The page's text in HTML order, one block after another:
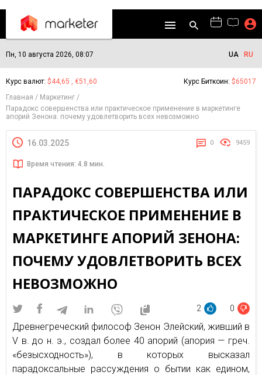
Пн, 10 августа 2026, 08:07 UA RU
Курс валют: $44,65 , €51,60 Курс Биткоин: $65017
Главная
Маркетинг
Парадокс совершенства или практическое применение в маркетинге
апорий Зенона: почему удовлетворить всех невозможно
16.03.2025 0 9459
Время чтения: 4.8 мин.
ПАРАДОКС СОВЕРШЕНСТВА ИЛИ
ПРАКТИЧЕСКОЕ ПРИМЕНЕНИЕ В
МАРКЕТИНГЕ АПОРИЙ ЗЕНОНА:
ПОЧЕМУ УДОВЛЕТВОРИТЬ ВСЕХ
НЕВОЗМОЖНО
2 0
Древнегреческий философ Зенон Элейский, живший в
V в. до н. э., создал более 40 апорий (апория — греч.
«безысходность»), в которых высказал
парадоксальные рассуждения о бытии как едином,